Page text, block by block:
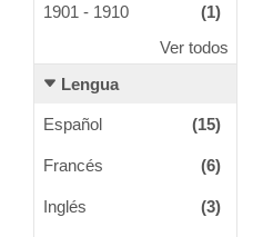
1901 - 1910
(1)
Ver todos
Lengua
Español (15)
Francés (6)
Inglés (3)